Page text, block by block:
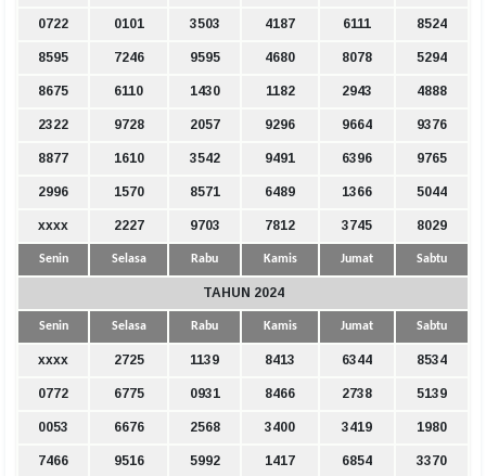
0722 0101 3503 4187 6111 8524
8595 7246 9595 4680 8078 5294
8675 6110 1430 1182 2943 4888
2322 9728 2057 9296 9664 9376
8877 1610 3542 9491 6396 9765
2996 1570 8571 6489 1366 5044
xxxx 2227 9703 7812 3745 8029
Senin Selasa Rabu Kamis Jumat Sabtu
TAHUN 2024
Senin Selasa Rabu Kamis Jumat Sabtu
xxxx 2725 1139 8413 6344 8534
0772 6775 0931 8466 2738 5139
0053 6676 2568 3400 3419 1980
7466 9516 5992 1417 6854 3370